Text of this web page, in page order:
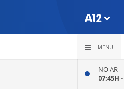
MENU
NO AR
07:45H -